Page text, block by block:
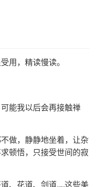
用，精读慢读。
能我以后会再接触禅
做，静静地坐着，让杂
顿悟，只接受世间的寂
、花道、剑道……这些美